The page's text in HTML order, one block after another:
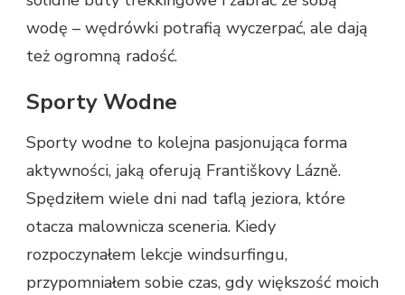
wodę – wędrówki potrafią wyczerpać, ale dają
też ogromną radość.
Sporty Wodne
Sporty wodne to kolejna pasjonująca forma
aktywności, jaką oferują Františkovy Lázně.
Spędziłem wiele dni nad taflą jeziora, które
otacza malownicza sceneria. Kiedy
rozpoczynałem lekcje windsurfingu,
przypomniałem sobie czas, gdy większość moich